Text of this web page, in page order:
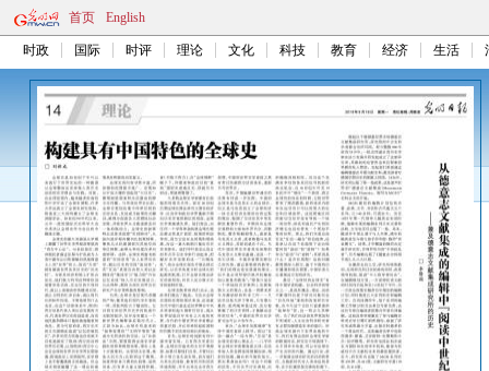
首页 English
时政 国际 时评 理论 文化 科技 教育 经济 生活